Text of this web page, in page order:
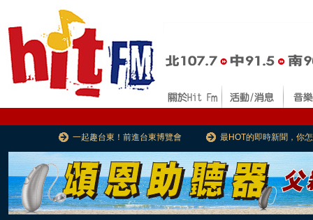
一起趣台東！前進台東博覽會 最HOT的即時新聞，你